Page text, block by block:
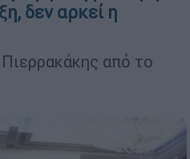
δεν αρκεί η
από το